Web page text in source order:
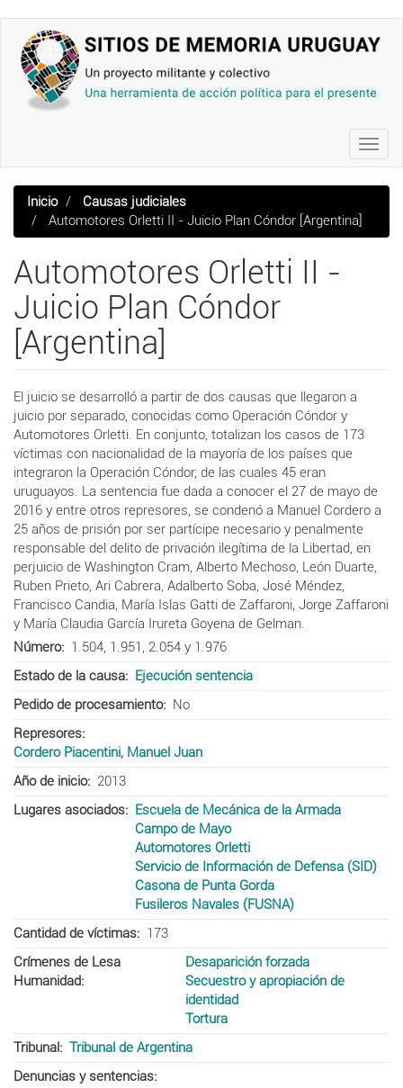
contenido
principal
Inicio
Causas judiciales
Automotores Orletti II - Juicio Plan Cóndor [Argentina]
Automotores Orletti II -
Juicio Plan Cóndor
[Argentina]
El juicio se desarrolló a partir de dos causas que llegaron a
juicio por separado, conocidas como Operación Cóndor y
Automotores Orletti. En conjunto, totalizan los casos de 173
víctimas con nacionalidad de la mayoría de los países que
integraron la Operación Cóndor, de las cuales 45 eran
uruguayos. La sentencia fue dada a conocer el 27 de mayo de
2016 y entre otros represores, se condenó a Manuel Cordero a
25 años de prisión por ser partícipe necesario y penalmente
responsable del delito de privación ilegítima de la Libertad, en
perjuicio de Washington Cram, Alberto Mechoso, León Duarte,
Ruben Prieto, Ari Cabrera, Adalberto Soba, José Méndez,
Francisco Candia, María Islas Gatti de Zaffaroni, Jorge Zaffaroni
y María Claudia García Irureta Goyena de Gelman.
Número
1.504, 1.951, 2.054 y 1.976
Estado de la causa
Ejecución sentencia
Pedido de procesamiento
No
Represores
Cordero Piacentini, Manuel Juan
Año de inicio
2013
Lugares asociados
Escuela de Mecánica de la Armada
Campo de Mayo
Automotores Orletti
Servicio de Información de Defensa (SID)
Casona de Punta Gorda
Fusileros Navales (FUSNA)
Cantidad de víctimas
173
Crímenes de Lesa
Humanidad
Desaparición forzada
Secuestro y apropiación de
identidad
Tortura
Tribunal
Tribunal de Argentina
Denuncias y sentencias